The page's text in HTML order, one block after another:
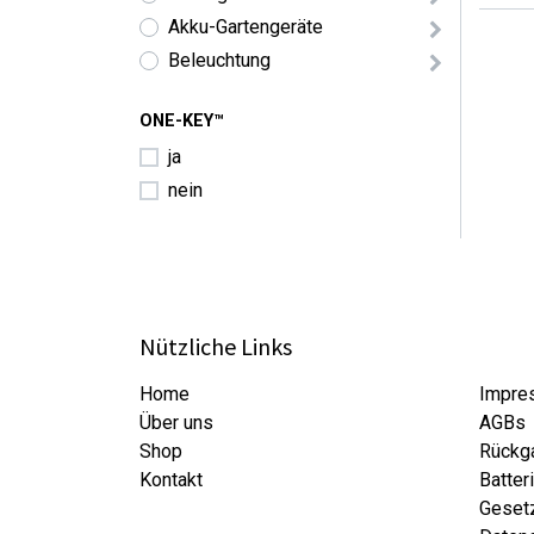
Akku-Gartengeräte
Beleuchtung
ONE-KEY™
ja
nein
Nützliche Links
Home
Über uns
Shop
Kontakt
AGBs